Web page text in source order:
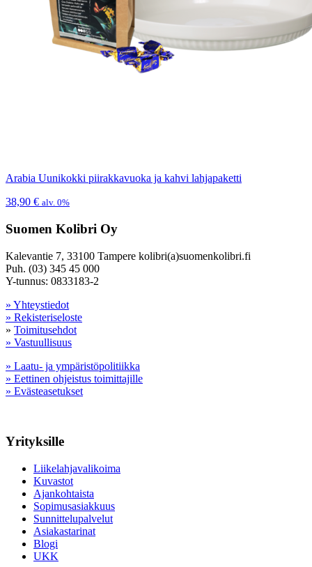
Arabia Uunikokki piirakkavuoka ja kahvi lahjapaketti
38,90 € alv. 0%
Suomen Kolibri Oy
Kalevantie 7, 33100 Tampere kolibri(a)suomenkolibri.fi
Puh. (03) 345 45 000
Y-tunnus: 0833183-2
» Yhteystiedot
» Rekisteriseloste
» Toimitusehdot
» Vastuullisuus
» Laatu- ja ympäristöpolitiikka
» Eettinen ohjeistus toimittajille
» Evästeasetukset
Yrityksille
Liikelahjavalikoima
Kuvastot
Ajankohtaista
Sopimusasiakkuus
Sunnittelupalvelut
Asiakastarinat
Blogi
UKK